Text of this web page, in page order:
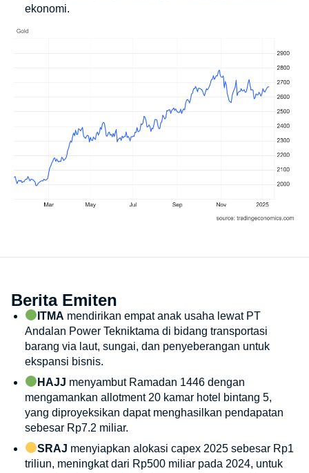
ekonomi.
Berita Emiten
ITMA mendirikan empat anak usaha lewat PT
Andalan Power Tekniktama di bidang transportasi
barang via laut, sungai, dan penyeberangan untuk
ekspansi bisnis.
HAJJ menyambut Ramadan 1446 dengan
mengamankan allotment 20 kamar hotel bintang 5,
yang diproyeksikan dapat menghasilkan pendapatan
sebesar Rp7.2 miliar.
SRAJ menyiapkan alokasi capex 2025 sebesar Rp1
triliun, meningkat dari Rp500 miliar pada 2024, untuk